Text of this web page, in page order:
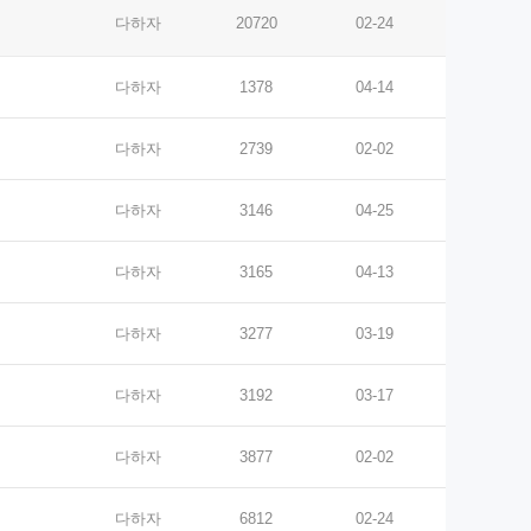
다하자 20720 02-24
다하자 1378 04-14
다하자 2739 02-02
다하자 3146 04-25
다하자 3165 04-13
다하자 3277 03-19
다하자 3192 03-17
다하자 3877 02-02
다하자 6812 02-24